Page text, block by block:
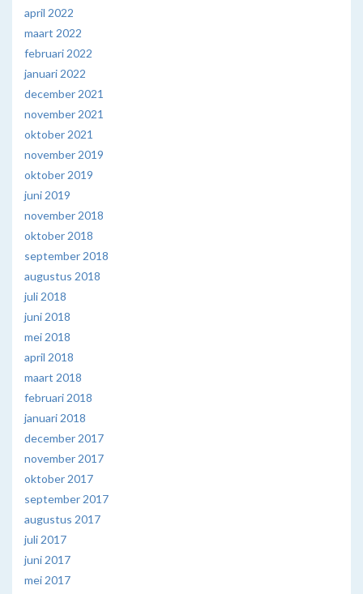
april 2022
maart 2022
februari 2022
januari 2022
december 2021
november 2021
oktober 2021
november 2019
oktober 2019
juni 2019
november 2018
oktober 2018
september 2018
augustus 2018
juli 2018
juni 2018
mei 2018
april 2018
maart 2018
februari 2018
januari 2018
december 2017
november 2017
oktober 2017
september 2017
augustus 2017
juli 2017
juni 2017
mei 2017